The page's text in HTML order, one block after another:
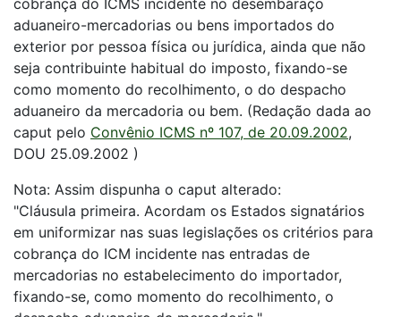
cobrança do ICMS incidente no desembaraço
aduaneiro-mercadorias ou bens importados do
exterior por pessoa física ou jurídica, ainda que não
seja contribuinte habitual do imposto, fixando-se
como momento do recolhimento, o do despacho
aduaneiro da mercadoria ou bem. (Redação dada ao
caput pelo Convênio ICMS nº 107, de 20.09.2002,
DOU 25.09.2002 )
Nota: Assim dispunha o caput alterado:
"Cláusula primeira. Acordam os Estados signatários
em uniformizar nas suas legislações os critérios para
cobrança do ICM incidente nas entradas de
mercadorias no estabelecimento do importador,
fixando-se, como momento do recolhimento, o